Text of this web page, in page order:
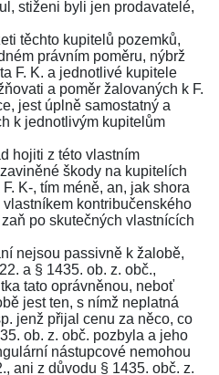
stiženi byli jen prodavatelé,
těchto kupitelů pozemků,
právním poměru, nýbrž
F. K. a jednotlivé kupitele
a poměr žalovaných k F.
jest úplně samostatný a
k jednotlivým kupitelům
hojiti z této vlastním
škody na kupitelích
K-, tím méně, an, jak shora
kontribučenského
po skutečných vlastnících
nejsou passivně k žalobě,
a § 1435. ob. z. obč.,
tato oprávněnou, neboť
jest ten, s nímž neplatná
jenž přijal cenu za něco, co
ob. z. obč. pozbyla a jeho
nástupcové nemohou
, ani z důvodu § 1435. obč. z.